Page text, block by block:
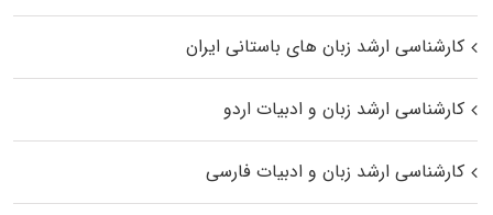
کارشناسی ارشد زبان‌ های باستانی ایران
کارشناسی ارشد زبان و ادبیات اردو
کارشناسی ارشد زبان و ادبیات فارسی